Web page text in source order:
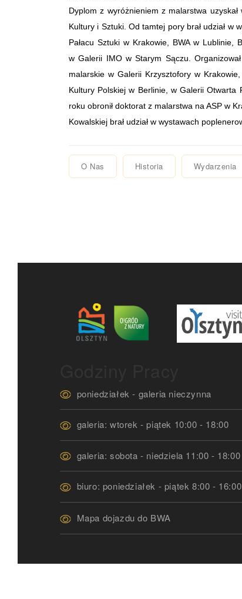
Dyplom z wyróżnieniem z malarstwa
Kultury i Sztuki. Od tamtej pory brał udział w
Pałacu Sztuki w Krakowie, BWA w Lublinie,
w Galerii IMO w Starym Sączu.
malarskie w Galerii Krzysztofory w
Kultury Polskiej w Berlinie, w Galerii
roku obronił doktorat z malarstwa na ASP w
Kowalskiej brał udział w wystawach
O Nas Historia Wydarzenia
poniedziałek - galeria nieczynna
galeria: wtorek - piątek 10:00 - 18:00
galeria: sobota - niedziela 11:00 - 18:00
biuro: poniedziałek - piątek 8:00 - 16:00
Mapa dojazdu do BWA